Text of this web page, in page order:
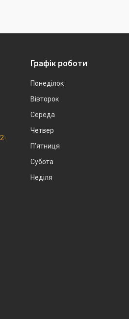
Графік роботи
Понеділок
Вівторок
Середа
Четвер
Пʼятниця
Субота
Неділя